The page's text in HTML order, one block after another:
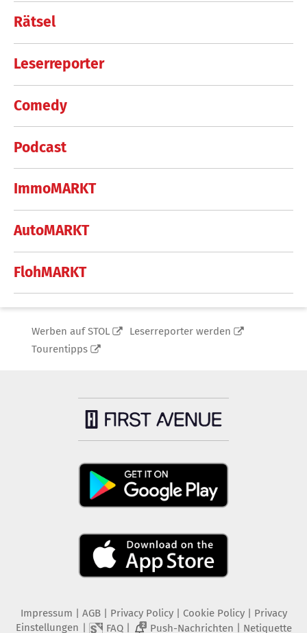
Rätsel
Leserreporter
Comedy
Podcast
ImmoMARKT
AutoMARKT
FlohMARKT
Werben auf STOL
Leserreporter werden
Tourentipps
Impressum AGB Privacy Policy| Cookie Policy| Privacy
Einstellungen
FAQ| 2 Push-Nachrichten Netiquette